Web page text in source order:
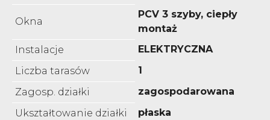
Okna
PCV 3 szyby, ciepły
montaż
Instalacje
ELEKTRYCZNA
Liczba tarasów
1
Zagosp. działki
zagospodarowana
Ukształtowanie działki
płaska